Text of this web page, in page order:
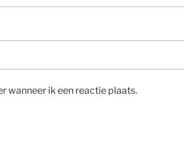
wanneer ik een reactie plaats.